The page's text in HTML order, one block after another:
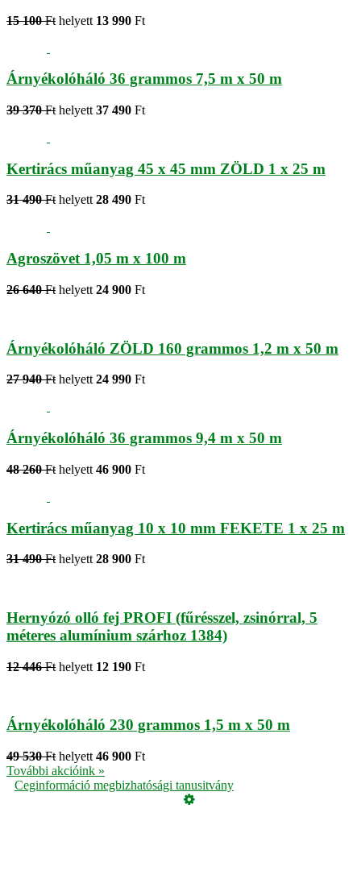
15 100 Ft helyett 13 990 Ft
Árnyékolóháló 36 grammos 7,5 m x 50 m
39 370 Ft helyett 37 490 Ft
Kertirács műanyag 45 x 45 mm ZÖLD 1 x 25 m
31 490 Fthelyett28 490 Ft
Agroszövet 1,05 m x 100 m
26 640 Ft helyett 24 900 Ft
Árnyékolóháló ZÖLD 160 grammos 1,2 m x 50 m
27 940 Ft helyett 24 990 Ft
Árnyékolóháló 36 grammos 9,4 m x 50 m
48 260 Ft helyett 46 900 Ft
Kertirács műanyag 10 x 10 mm FEKETE 1 x 25 m
31 490 Ft helyett 28 900 Ft
Hernyózó olló fej PROFI (fűrésszel, zsinórral, 5
méteres alumínium szárhoz 1384)
12 446 Ft helyett 12 190 Ft
Árnyékolóháló 230 grammos 1,5 m x 50 m
49 530 Ft helyett 46 900 Ft
További akcióink »
Ceginformáció megbizhatósági tanusitvány